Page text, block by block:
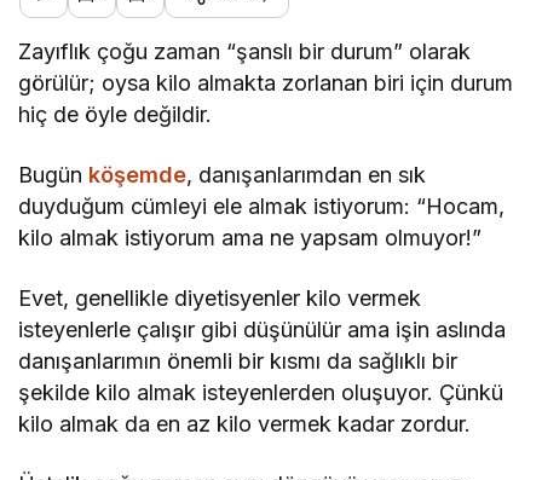
Zayıflık çoğu zaman “şanslı bir durum” olarak
görülür; oysa kilo almakta zorlanan biri için durum
hiç de öyle değildir.
Bugün köşemde, danışanlarımdan en sık
duyduğum cümleyi ele almak istiyorum: “Hocam,
kilo almak istiyorum ama ne yapsam olmuyor!”
Evet, genellikle diyetisyenler kilo vermek
isteyenlerle çalışır gibi düşünülür ama işin aslında
danışanlarımın önemli bir kısmı da sağlıklı bir
şekilde kilo almak isteyenlerden oluşuyor. Çünkü
kilo almak da en az kilo vermek kadar zordur.